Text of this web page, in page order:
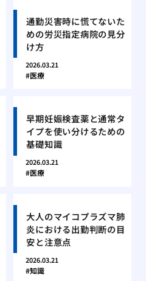
通勤災害時に慌てないた
めの労災指定病院の見分
け方
2026.03.21
医療
早期妊娠検査薬と通常タ
イプを使い分けるための
基礎知識
2026.03.21
医療
大人のマイコプラズマ肺
炎における出勤判断の目
安と注意点
2026.03.21
知識